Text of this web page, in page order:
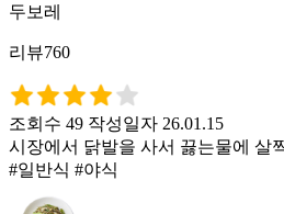
두보레
리뷰760
조회수 49 작성일자 26.01.15
시장에서 닭발을 사서 끓는물에 살
#일반식 #야식